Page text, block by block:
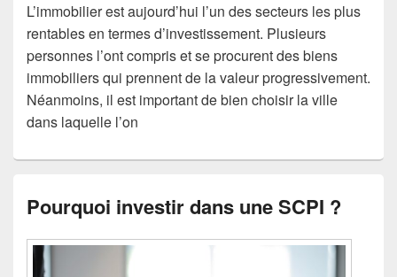
L’immobilier est aujourd’hui l’un des secteurs les plus
rentables en termes d’investissement. Plusieurs
personnes l’ont compris et se procurent des biens
immobiliers qui prennent de la valeur progressivement.
Néanmoins, il est important de bien choisir la ville
dans laquelle l’on
Pourquoi investir dans une SCPI ?